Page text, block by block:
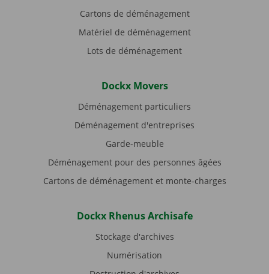
Cartons de déménagement
Matériel de déménagement
Lots de déménagement
Dockx Movers
Déménagement particuliers
Déménagement d'entreprises
Garde-meuble
Déménagement pour des personnes âgées
Cartons de déménagement et monte-charges
Dockx Rhenus Archisafe
Stockage d'archives
Numérisation